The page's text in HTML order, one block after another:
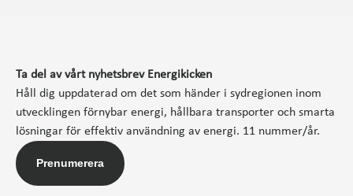
Ta del av vårt nyhetsbrev Energikicken
Håll dig uppdaterad om det som händer i sydregionen inom
utvecklingen förnybar energi, hållbara transporter och smarta
lösningar för effektiv användning av energi. 11 nummer/år.
Prenumerera